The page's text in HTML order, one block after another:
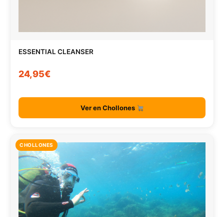
ESSENTIAL CLEANSER
24,95€
Ver en Chollones
CHOLLONES